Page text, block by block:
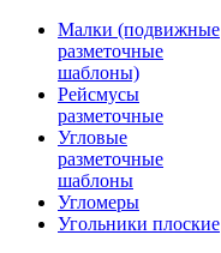
Малки (подвижные
разметочные
шаблоны)
Рейсмусы
разметочные
Угловые
разметочные
шаблоны
Угломеры
Угольники плоские